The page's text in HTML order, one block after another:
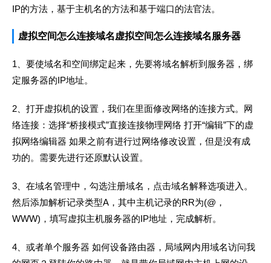
IP的方法，基于主机名的方法和基于端口的法官法。
虚拟空间怎么连接域名虚拟空间怎么连接域名服务器
1、要使域名和空间绑定起来，先要将域名解析到服务器，绑
定服务器的IP地址。
2、打开虚拟机的设置，我们在里面修改网络的连接方式。网
络连接：选择“桥接模式”直接连接物理网络 打开“编辑”下的虚
拟网络编辑器 如果之前有进行过网络修改设置，但是没有成
功的。需要先进行还原默认设置。
3、在域名管理中，勾选注册域名，点击域名解释选项进入。
然后添加解析记录类型A，其中主机记录的RR为(@，
WWW)，填写虚拟主机服务器的IP地址，完成解析。
4、或者单个服务器 如何设备路由器，局域网内用域名访问我